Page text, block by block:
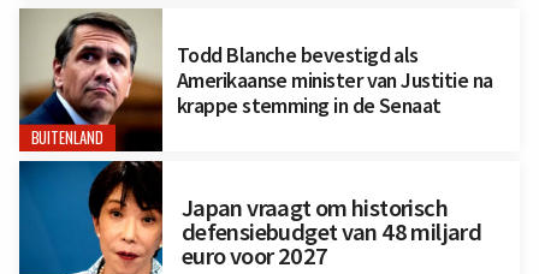
BUITENLAND
Todd Blanche bevestigd als
Amerikaanse minister van Justitie na
krappe stemming in de Senaat
Japan vraagt om historisch
defensiebudget van 48 miljard
euro voor 2027